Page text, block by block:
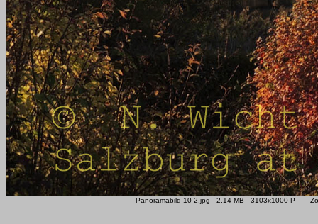
Panoramabild 10-2.jpg - 2.14 MB - 3103x1000 P - - -